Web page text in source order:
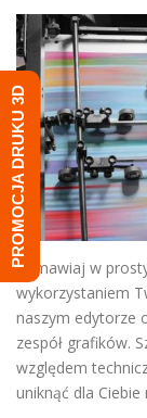
Zamawiaj w
wykorzystaniem
naszym edytorze
zespół grafików.
względem
uniknąć dla
PROMOCJA DRUKU 3D